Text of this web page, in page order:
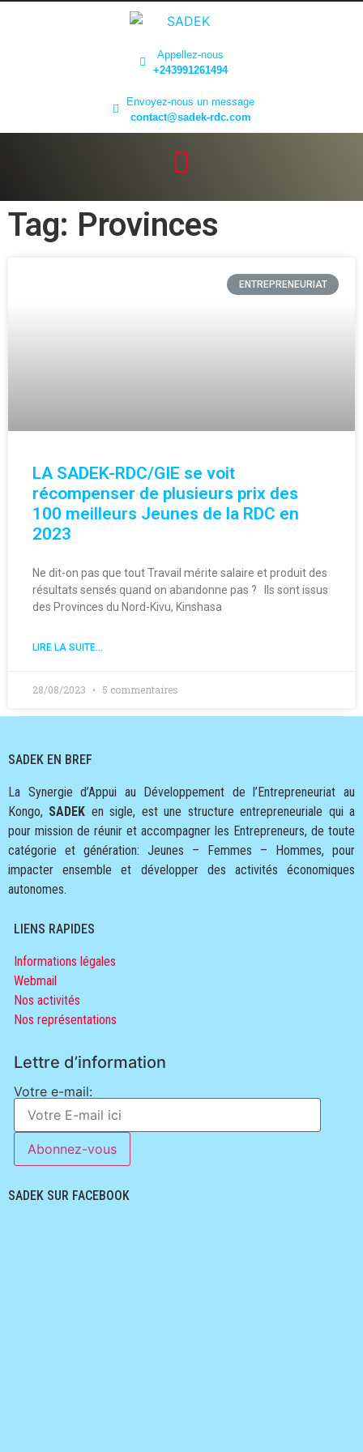
Appellez-nous
+243991261494
Envoyez-nous un message
contact@sadek-rdc.com
Tag: Provinces
ENTREPRENEURIAT
LA SADEK-RDC/GIE se voit
récompenser de plusieurs prix des
100 meilleurs Jeunes de la RDC en
2023
Ne dit-on pas que tout Travail mérite salaire et produit des
résultats sensés quand on abandonne pas ? Ils sont issus
des Provinces du Nord-Kivu, Kinshasa
LIRE LA SUITE...
28/08/2023 5 commentaires
SADEK EN BREF
La Synergie d’Appui au Développement de l’Entrepreneuriat au
Kongo, SADEK en sigle, est une structure entrepreneuriale qui a
pour mission de réunir et accompagner les Entrepreneurs, de toute
catégorie et génération: Jeunes – Femmes – Hommes, pour
impacter ensemble et développer des activités économiques
autonomes.
LIENS RAPIDES
Informations légales
Webmail
Nos activités
Nos représentations
Lettre d’information
Votre e-mail:
SADEK SUR FACEBOOK